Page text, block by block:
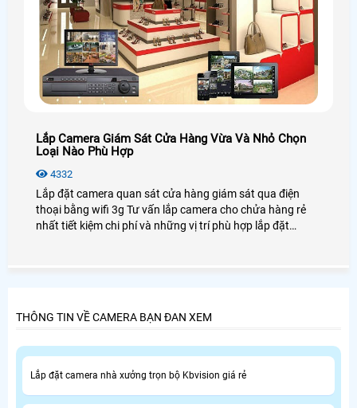
Lắp Camera Giám Sát Cửa Hàng Vừa Và Nhỏ Chọn
Loại Nào Phù Hợp
4332
Lắp đặt camera quan sát cửa hàng giám sát qua điện
thoại bằng wifi 3g Tư vấn lắp camera cho chửa hàng rẻ
nhất tiết kiệm chi phí và những vị trí phù hợp lắp đặt
THÔNG TIN VỀ CAMERA BẠN ĐAN XEM
Lắp đặt camera nhà xưởng trọn bộ Kbvision giá rẻ